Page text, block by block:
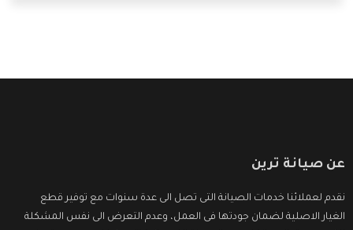
عن صيانة ترين
نقدم لعملائنا خدمات الصيانة التى تصل الى عدة سنوات مع توفير قطع
الغيار الاصلية لضمان جودتها فى العمل، وعدم التعرض الى نفس المشكلة